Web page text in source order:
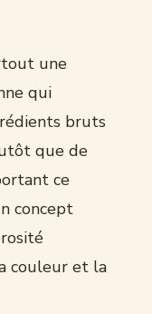
une
qui
bruts
que de
ce
concept
couleur et la